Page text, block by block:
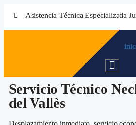
Asistencia Técnica Especializada
Menú
Servicio Técnico
del Vallès
Desplazamiento inmediato, servicio